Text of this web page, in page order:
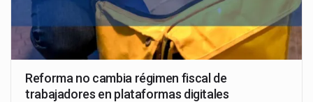
Reforma no cambia régimen fiscal de
trabajadores en plataformas digitales